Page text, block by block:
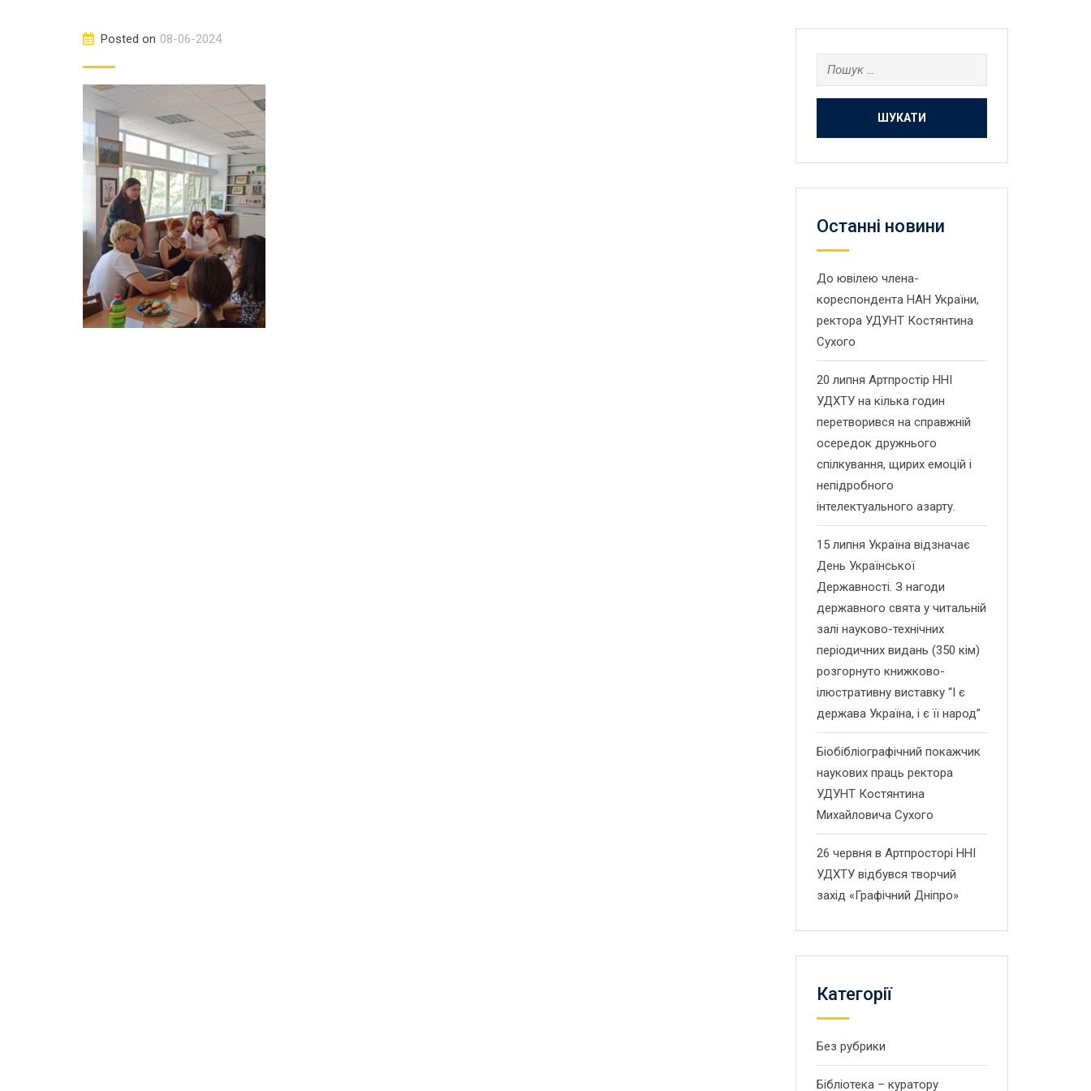
Posted on 08-06-2024
Пошук:
Останнi новини
До ювілею члена-
кореспондента НАН України,
ректора УДУНТ Костянтина
Сухого
20 липня Артпростір ННІ
УДХТУ на кілька годин
перетворився на справжній
осередок дружнього
спілкування, щирих емоцій і
непідробного
інтелектуального азарту.
15 липня Україна відзначає
День Української
Державності. З нагоди
державного свята у читальній
залі науково-технічних
періодичних видань (350 кім)
розгорнуто книжково-
ілюстративну виставку “І є
держава Україна, і є її народ”
Біобібліографічний покажчик
наукових праць ректора
УДУНТ Костянтина
Михайловича Сухого
26 червня в Артпросторі ННІ
УДХТУ відбувся творчий
захід «Графічний Дніпро»
Категорії
Без рубрики
Бібліотека – куратору